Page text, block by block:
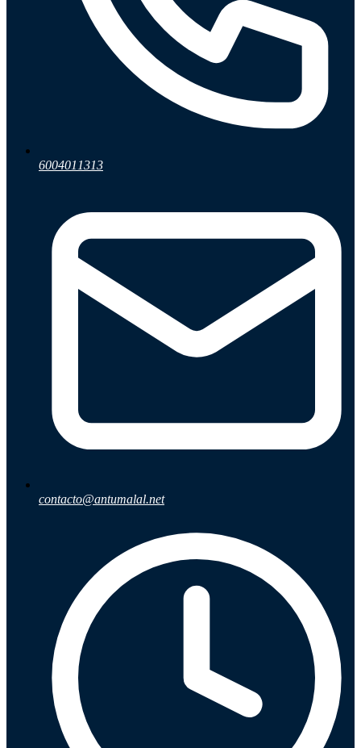
Sobre nosotros
Seguimiento de pedidos
¿Quieres trabajar en Antumalal?
Contacto
Reclamos
Regístrate como Mayorista
6004011313
contacto@antumalal.net